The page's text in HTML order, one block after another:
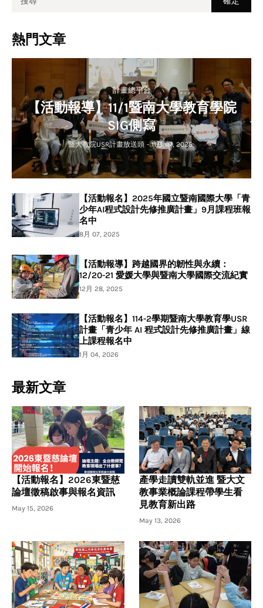
熱門文章
計畫總平台
【活動報導】11/1暨南大學教育學院
SIG側寫
暨大教院USR計畫放送頭 - 11月 07, 2025
【活動報名】2025年國立暨南國際大學「青
少年AI程式設計先修推廣計畫」9月課程班報
名中
8月 07, 2025
【活動報導】跨越國界的韌性與永續：
12/20-21 愛媛大學與暨南大學國際交流紀實
12月 28, 2025
【活動報名】114-2學期暨南大學教育學USR
計畫「青少年 AI 程式設計先修推廣計畫」線
上課程報名中
1月 04, 2026
最新文章
【活動報名】2026東暨慈
論壇徵稿啟事與報名資訊
May 15, 2026
產學走讀雙軌並進 暨大文
教事業概論課程帶學生看
見教育新出路
May 13, 2026